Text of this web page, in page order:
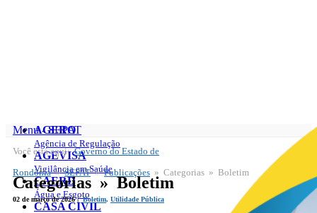
AGERO
Agência de Regulação
AGEVISA
Vigilância em Saúde
CAERD
Água e Esgoto
CASA CIVIL
Menu - SEPAT
SEPAT
Publicações
Você está aqui:Governo do Estado de
Rondônia»SEPAT»Publicações » Categorias » Boletim
Categorias » Boletim
02 de março de 2026 |Boletim, Utilidade Pública